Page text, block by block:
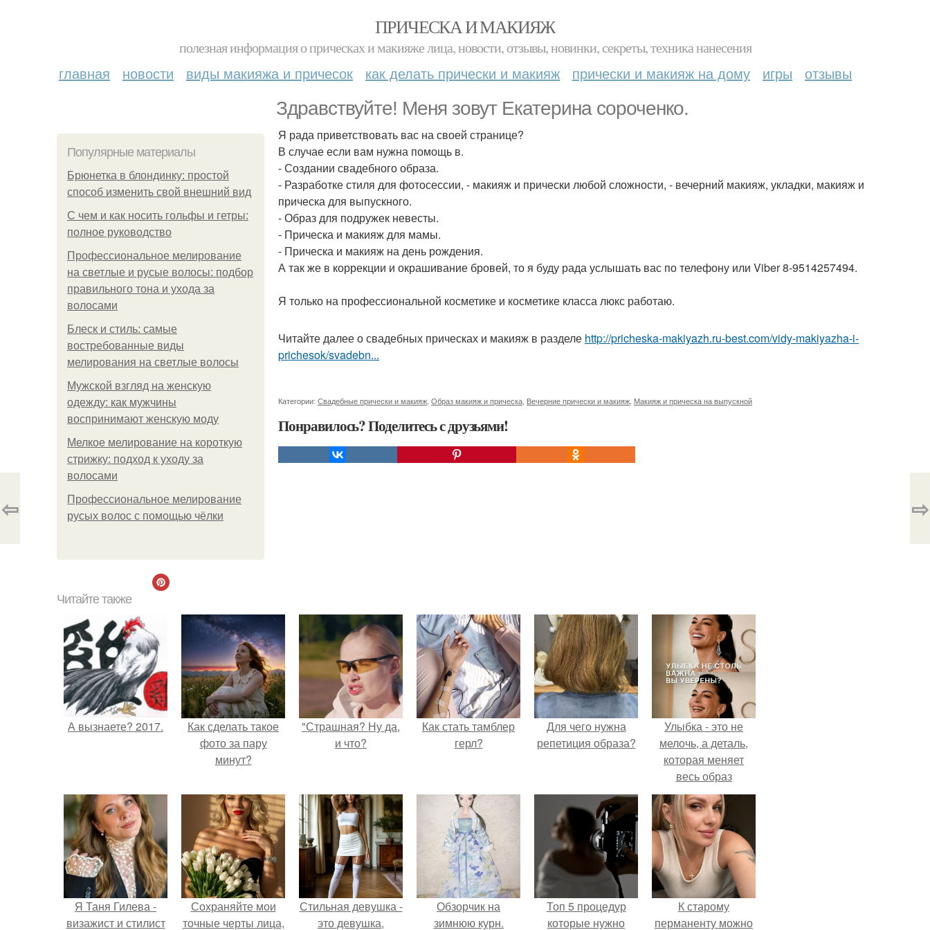
ПРИЧЕСКА И МАКИЯЖ
полезная информация о прическах и макияже лица, новости, отзывы, новинки, секреты, техника нанесения
главная новости виды макияжа и причесок как делать прически и макияж прически и макияж на дому игры отзывы
Здравствуйте! Меня зовут Екатерина сороченко.
Популярные материалы
Брюнетка в блондинку: простой
способ изменить свой внешний вид
С чем и как носить гольфы и гетры:
полное руководство
Профессиональное мелирование
на светлые и русые волосы: подбор
правильного тона и ухода за
волосами
Блеск и стиль: самые
востребованные виды
мелирования на светлые волосы
Мужской взгляд на женскую
одежду: как мужчины
воспринимают женскую моду
Мелкое мелирование на короткую
стрижку: подход к уходу за
волосами
Профессиональное мелирование
русых волос с помощью чёлки
Я рада приветствовать вас на своей странице?
В случае если вам нужна помощь в.
- Создании свадебного образа.
- Разработке стиля для фотосессии, - макияж и прически любой сложности, - вечерний макияж, укладки, макияж и
прическа для выпускного.
- Образ для подружек невесты.
- Прическа и макияж для мамы.
- Прическа и макияж на день рождения.
А так же в коррекции и окрашивание бровей, то я буду рада услышать вас по телефону или Viber 8-9514257494.
Я только на профессиональной косметике и косметике класса люкс работаю.
Читайте далее о свадебных прическах и макияж в разделе http://pricheska-makiyazh.ru-best.com/vidy-makiyazha-i-
prichesok/svadebn...
Категории: Свадебные прически и макияж Образ макияж и прическа Вечерние прически и макияж Макияж и прическа на выпускной
Понравилось? Поделитесь с друзьями!
⇦ ⇨
Читайте также
А вызнаете? 2017.
Как сделать такое
фото за пару
минут?
"Страшная? Ну да,
и что?
Как стать тамблер
герл?
Для чего нужна
репетиция образа?
Улыбка - это не
мелочь, а деталь,
которая меняет
весь образ
человека.
Я Таня Гилева -
визажист и стилист
Сохраняйте мои
точные черты лица,
Стильная девушка -
это девушка,
Обзорчик на
зимнюю курн.
Топ 5 процедур
которые нужно
К старому
перманенту можно